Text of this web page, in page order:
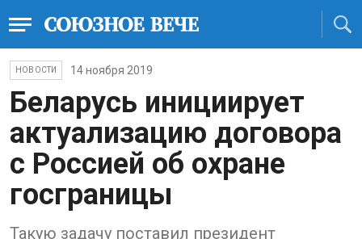
НОВОСТИ 14 ноября 2019
Беларусь инициирует
актуализацию договора
с Россией об охране
госграницы
Такую задачу поставил президент